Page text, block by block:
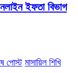
ইফতা বিভাগ
পোস্ট মাসায়িল শিখি